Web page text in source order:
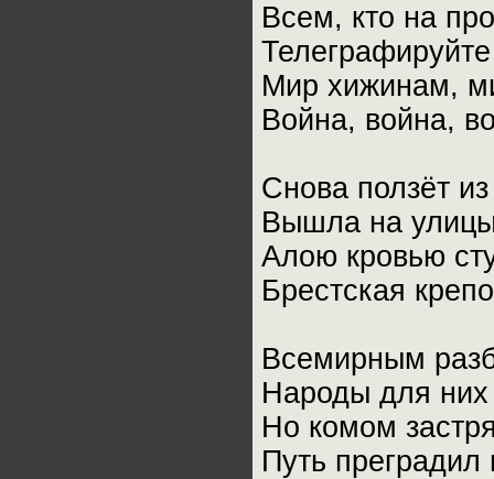
Всем, кто на
Мир хижинам,
Война, война,
Снова ползёт
Вышла на
Алою кровью
Брестская
Всемирным
Народы для
Но комом
Путь